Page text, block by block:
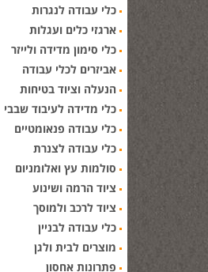
כלי עבודה לנגרות
ארגזי כלים ועגלות
כלי סימון מדידה ולייזר
אביזרים לכלי עבודה
הנעלה וציוד בטיחות
כלי מדידה לעיבוד שבבי
כלי עבודה פנאומטיים
כלי עבודה לצנרת
סולמות עץ ואלומניום
ציוד הרמה ושינוע
ציוד לרכב ולמוסך
כלי עבודה לבניין
מוצרים לבית ולגן
פתרונות אחסון